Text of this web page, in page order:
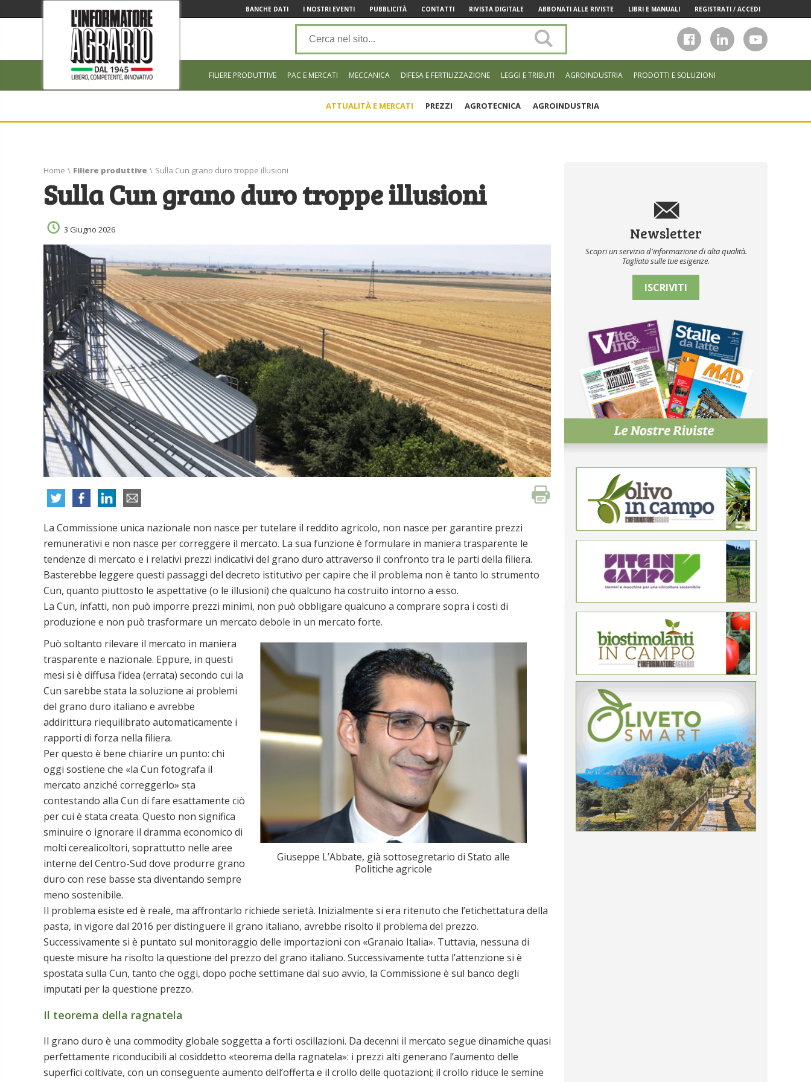
BANCHE DATI I NOSTRI EVENTI PUBBLICITÀ CONTATTI RIVISTA DIGITALE ABBONATI ALLE RIVISTE LIBRI E MANUALI REGISTRATI / ACCEDI
sito
FILIERE PRODUTTIVE PAC E MERCATI MECCANICA DIFESA E FERTILIZZAZIONE LEGGI E TRIBUTI AGROINDUSTRIA PRODOTTI E SOLUZIONI
ATTUALITÀ E MERCATI PREZZI AGROTECNICA AGROINDUSTRIA
Home \ Filiere produttive \ Sulla Cun grano duro troppe illusioni
Sulla Cun grano duro troppe illusioni
3 Giugno 2026
La Commissione unica nazionale non nasce per tutelare il reddito agricolo, non nasce per garantire prezzi
remunerativi e non nasce per correggere il mercato. La sua funzione è formulare in maniera trasparente le
tendenze di mercato e i relativi prezzi indicativi del grano duro attraverso il confronto tra le parti della filiera.
Basterebbe leggere questi passaggi del decreto istitutivo per capire che il problema non è tanto lo strumento
Cun, quanto piuttosto le aspettative (o le illusioni) che qualcuno ha costruito intorno a esso.
La Cun, infatti, non può imporre prezzi minimi, non può obbligare qualcuno a comprare sopra i costi di
produzione e non può trasformare un mercato debole in un mercato forte.
Giuseppe L’Abbate, già sottosegretario di Stato alle
Politiche agricole
Può soltanto rilevare il mercato in maniera
trasparente e nazionale. Eppure, in questi
mesi si è diffusa l’idea (errata) secondo cui la
Cun sarebbe stata la soluzione ai problemi
del grano duro italiano e avrebbe
addirittura riequilibrato automaticamente i
rapporti di forza nella filiera.
Per questo è bene chiarire un punto: chi
oggi sostiene che «la Cun fotografa il
mercato anziché correggerlo» sta
contestando alla Cun di fare esattamente ciò
per cui è stata creata. Questo non significa
sminuire o ignorare il dramma economico di
molti cerealicoltori, soprattutto nelle aree
interne del Centro-Sud dove produrre grano
duro con rese basse sta diventando sempre
meno sostenibile.
Il problema esiste ed è reale, ma affrontarlo richiede serietà. Inizialmente si era ritenuto che l’etichettatura della
pasta, in vigore dal 2016 per distinguere il grano italiano, avrebbe risolto il problema del prezzo.
Successivamente si è puntato sul monitoraggio delle importazioni con «Granaio Italia». Tuttavia, nessuna di
queste misure ha risolto la questione del prezzo del grano italiano. Successivamente tutta l’attenzione si è
spostata sulla Cun, tanto che oggi, dopo poche settimane dal suo avvio, la Commissione è sul banco degli
imputati per la questione prezzo.
Il teorema della ragnatela
Il grano duro è una commodity globale soggetta a forti oscillazioni. Da decenni il mercato segue dinamiche quasi
perfettamente riconducibili al cosiddetto «teorema della ragnatela»: i prezzi alti generano l’aumento delle
superfici coltivate, con un conseguente aumento dell’offerta e il crollo delle quotazioni; il crollo riduce le semine
Newsletter
Scopri un servizio d'informazione di alta qualità.
Tagliato sulle tue esigenze.
ISCRIVITI